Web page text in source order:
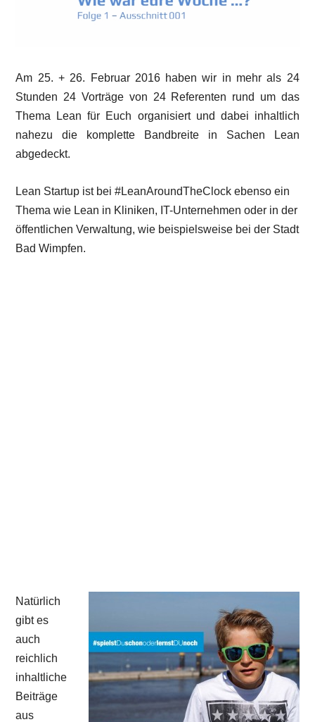
Am 25. + 26. Februar 2016 haben wir in mehr als 24
Stunden 24 Vorträge von 24 Referenten rund um das
Thema Lean für Euch organisiert und dabei inhaltlich
nahezu die komplette Bandbreite in Sachen Lean
abgedeckt.
Lean Startup ist bei #LeanAroundTheClock ebenso ein
Thema wie Lean in Kliniken, IT-Unternehmen oder in der
öffentlichen Verwaltung, wie beispielsweise bei der Stadt
Bad Wimpfen.
Natürlich
gibt es
auch
reichlich
inhaltliche
Beiträge
aus